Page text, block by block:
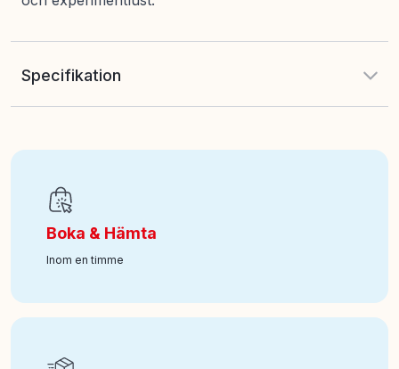
Specifikation
Ålder från
Art nr:100-16105522
Boka & Hämta
Inom en timme